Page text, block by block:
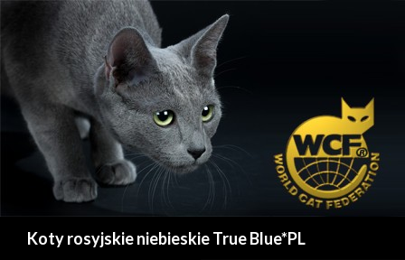
Koty rosyjskie niebieskie True Blue*PL